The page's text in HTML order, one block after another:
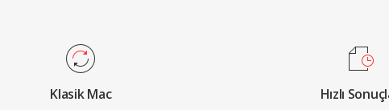
Klasik Mac Hızlı